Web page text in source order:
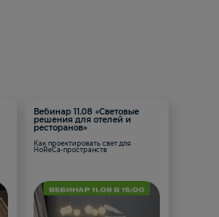
Вебинар 11.08 «Световые
решения для отелей и
ресторанов»
Как проектировать свет для
HoReCa-пространств